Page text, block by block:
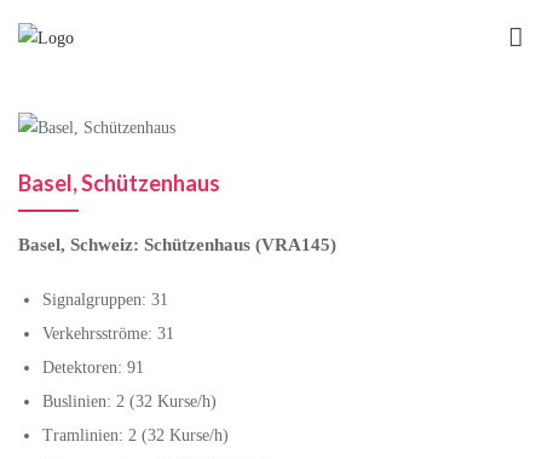
Basel, Schützenhaus
Basel, Schweiz: Schützenhaus (VRA145)
Signalgruppen: 31
Verkehrsströme: 31
Detektoren: 91
Buslinien: 2 (32 Kurse/h)
Tramlinien: 2 (32 Kurse/h)